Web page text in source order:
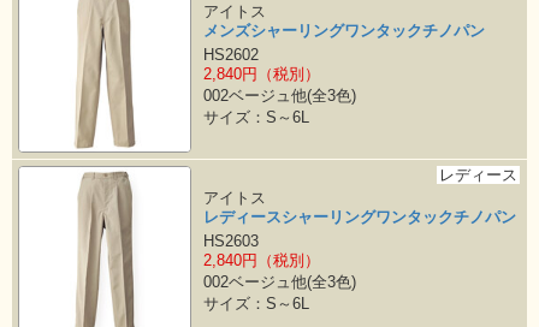
アイトス
メンズシャーリングワンタックチノパン
HS2602
2,840円（税別）
002ベージュ他(全3色)
サイズ：S～6L
レディース
アイトス
レディースシャーリングワンタックチノパン
HS2603
2,840円（税別）
002ベージュ他(全3色)
サイズ：S～6L